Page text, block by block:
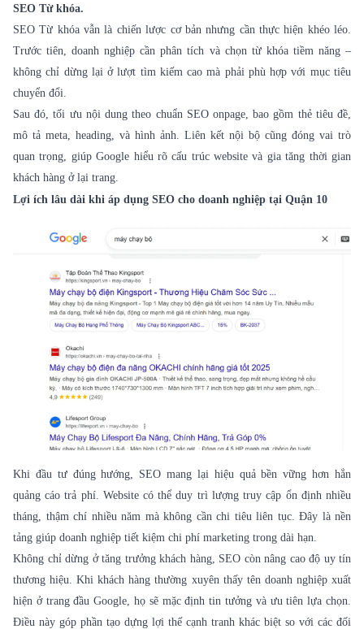
SEO Từ khóa.
SEO Từ khóa vẫn là chiến lược cơ bản nhưng cần thực hiện khéo léo.
Trước tiên, doanh nghiệp cần phân tích và chọn từ khóa tiềm năng –
không chỉ dừng lại ở lượt tìm kiếm cao mà phải phù hợp với mục tiêu
chuyển đổi.
Sau đó, tối ưu nội dung theo chuẩn SEO onpage, bao gồm thẻ tiêu đề,
mô tả meta, heading, và hình ảnh. Liên kết nội bộ cũng đóng vai trò
quan trọng, giúp Google hiểu rõ cấu trúc website và gia tăng thời gian
khách hàng ở lại trang.
Lợi ích lâu dài khi áp dụng SEO cho doanh nghiệp tại Quận 10
Khi đầu tư đúng hướng, SEO mang lại hiệu quả bền vững hơn hẳn
quảng cáo trả phí. Website có thể duy trì lượng truy cập ổn định nhiều
tháng, thậm chí nhiều năm mà không cần chi tiêu liên tục. Đây là nền
tảng giúp doanh nghiệp tiết kiệm chi phí marketing trong dài hạn.
Không chỉ dừng ở tăng trưởng khách hàng, SEO còn nâng cao độ uy tín
thương hiệu. Khi khách hàng thường xuyên thấy tên doanh nghiệp xuất
hiện ở trang đầu Google, họ sẽ mặc định tin tưởng và ưu tiên lựa chọn.
Điều này góp phần tạo dựng lợi thế cạnh tranh khác biệt so với các đối